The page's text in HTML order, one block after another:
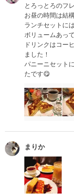
とろっとろのフ
お昼の時間は結
ランチセットに
ボリュームあっ
ドリンクはコー
ました！
パニーニセット
たです😋
まりか